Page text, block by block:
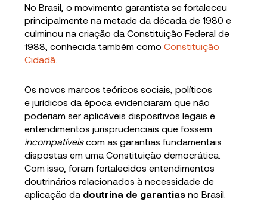
No Brasil, o movimento garantista se fortaleceu
principalmente na metade da década de 1980 e
culminou na criação da Constituição Federal de
1988, conhecida também comoConstituição
Cidadã
Os novos marcos teóricos sociais, políticos
e jurídicos da época evidenciaram que não
poderiam ser aplicáveis dispositivos legais e
entendimentos jurisprudenciais que fossem
incompatíveiscom as garantias fundamentais
dispostas em uma Constituição democrática.
Com isso, foram fortalecidos entendimentos
doutrinários relacionados à necessidade de
aplicação da doutrina de garantias no Brasil.